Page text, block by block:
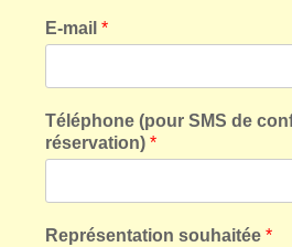
E-mail *
Téléphone (pour SMS de
réservation) *
Représentation souhaitée *